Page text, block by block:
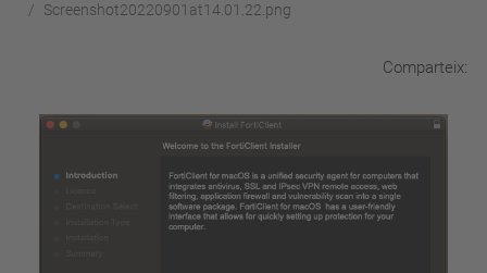
Screenshot20220901at14.01.22.png
Comparteix: